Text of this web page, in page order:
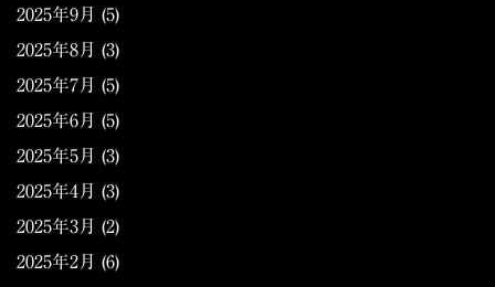
2025年9月 (5)
2025年8月 (3)
2025年7月 (5)
2025年6月 (5)
2025年5月 (3)
2025年4月 (3)
2025年3月 (2)
2025年2月 (6)